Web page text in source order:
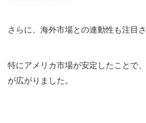
さらに、海外市場との連動性も注目さ
特にアメリカ市場が安定したことで
が広がりました。